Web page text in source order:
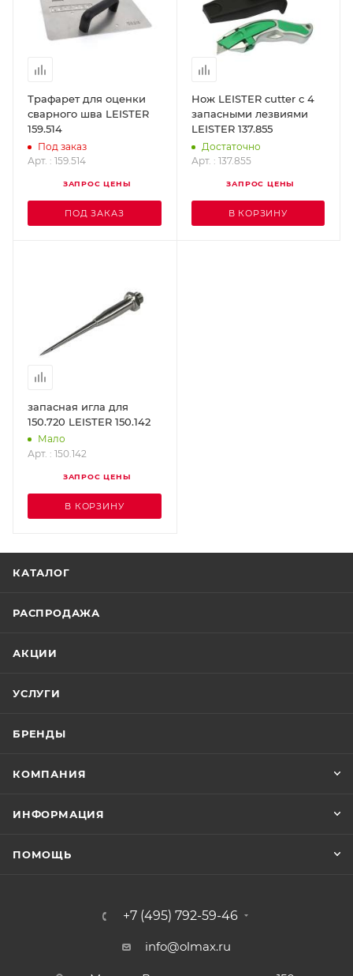
Трафарет для оценки
сварного шва LEISTER
159.514
Под заказ
Арт. : 159.514
ЗАПРОС ЦЕНЫ
ПОД ЗАКАЗ
Нож LEISTER cutter с 4
запасными лезвиями
LEISTER 137.855
Достаточно
Арт. : 137.855
ЗАПРОС ЦЕНЫ
В КОРЗИНУ
запасная игла для
150.720 LEISTER 150.142
Мало
Арт. : 150.142
ЗАПРОС ЦЕНЫ
В КОРЗИНУ
КАТАЛОГ
РАСПРОДАЖА
АКЦИИ
УСЛУГИ
БРЕНДЫ
КОМПАНИЯ
ИНФОРМАЦИЯ
ПОМОЩЬ
+7 (495) 792-59-46
info@olmax.ru